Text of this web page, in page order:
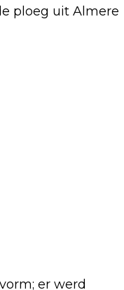
ploeg uit Almere
er werd